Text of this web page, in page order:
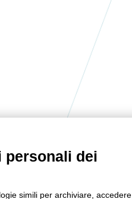
personali dei
simili per archiviare, accedere